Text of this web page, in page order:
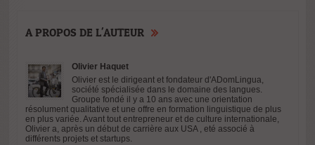
A PROPOS DE L'AUTEUR
Olivier Haquet
Olivier est le dirigeant et fondateur d'ADomLingua,
société spécialisée dans le domaine des langues.
Groupe fondé il y a 10 ans avec une orientation
résolument qualitative et une offre en formation linguistique de plus
en plus variée. Avant tout entrepreneur et de culture internationale,
Olivier a, après un début de carrière aux USA , eté associé à
différents projets et startups.
by ‘on’